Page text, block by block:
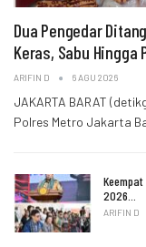
Dua Pengedar
Keras, Sabu Hingga
ARIFIN D 6 AGU 2026
JAKARTA BARAT
Polres Metro Jakarta
2026…
ARIFIN D